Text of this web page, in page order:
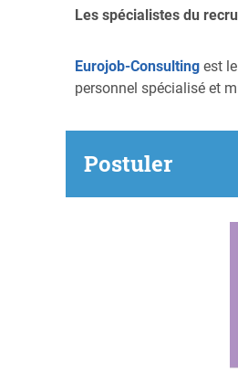
Les spécialistes du
Eurojob-Consulting est
personnel spécialisé et
Postuler